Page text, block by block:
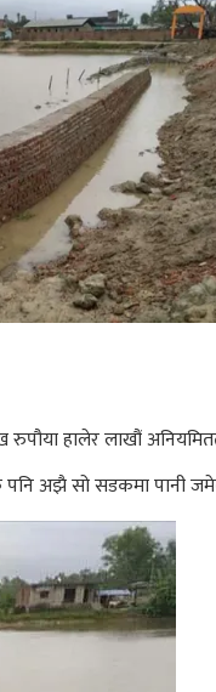
रुपौया हालेर लाखौं
पनि अझै सो सडकमा पानी